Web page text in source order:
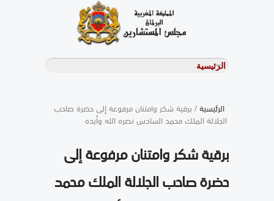
الرئيسية/ برقية شكر وامتنان مرفوعة إلى حضرة صاحب
الجلالة الملك محمد السادس نصره الله وأيده
برقية شكر وامتنان مرفوعة إلى
حضرة صاحب الجلالة الملك محمد